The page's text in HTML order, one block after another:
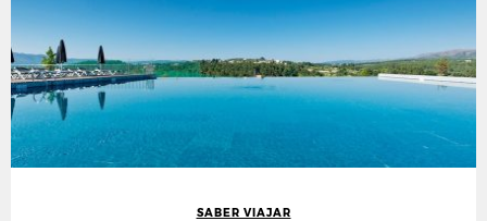
SABER VIAJAR